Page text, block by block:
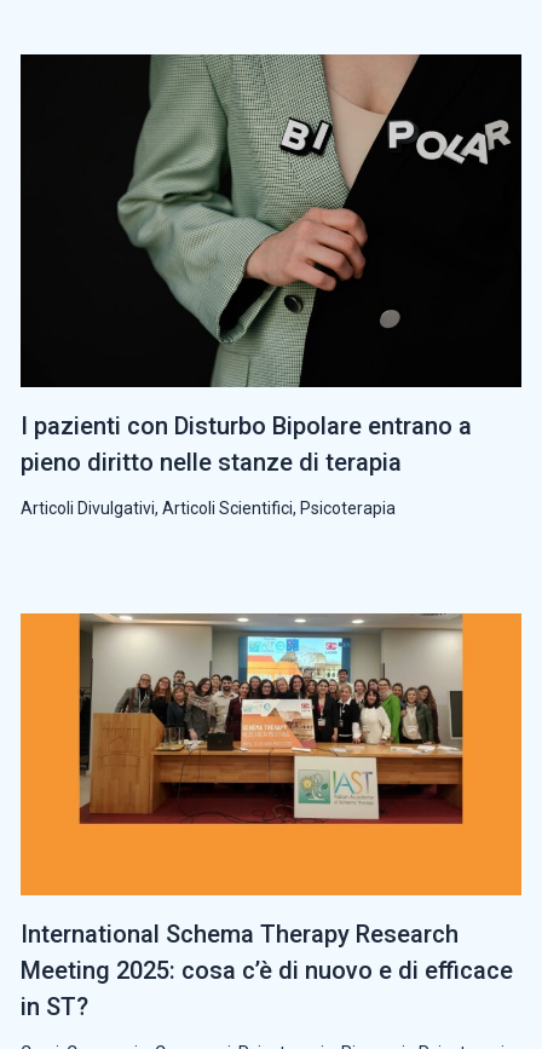
I pazienti con Disturbo Bipolare entrano a
pieno diritto nelle stanze di terapia
Articoli Divulgativi, Articoli Scientifici, Psicoterapia
International Schema Therapy Research
Meeting 2025: cosa c’è di nuovo e di efficace
in ST?